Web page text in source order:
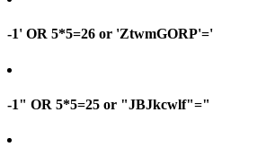
-1' OR 5*5=26 or 'ZtwmGORP'='
-1" OR 5*5=25 or "JBJkcwlf"="